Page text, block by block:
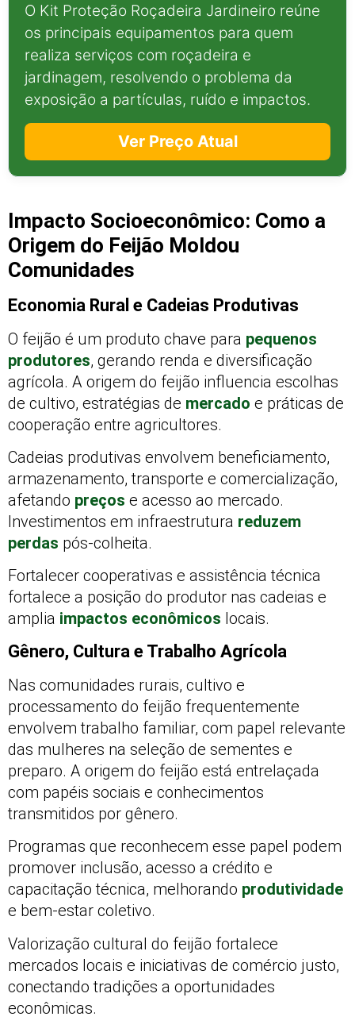
O Kit Proteção Roçadeira Jardineiro reúne
os principais equipamentos para quem
realiza serviços com roçadeira e
jardinagem, resolvendo o problema da
exposição a partículas, ruído e impactos.
Ver Preço Atual
Impacto Socioeconômico: Como a
Origem do Feijão Moldou
Comunidades
Economia Rural e Cadeias Produtivas
O feijão é um produto chave para pequenos
produtores, gerando renda e diversificação
agrícola. A origem do feijão influencia escolhas
de cultivo, estratégias de mercado e práticas de
cooperação entre agricultores.
Cadeias produtivas envolvem beneficiamento,
armazenamento, transporte e comercialização,
afetando preços e acesso ao mercado.
Investimentos em infraestrutura reduzem
perdas pós-colheita.
Fortalecer cooperativas e assistência técnica
fortalece a posição do produtor nas cadeias e
amplia impactos econômicos locais.
Gênero, Cultura e Trabalho Agrícola
Nas comunidades rurais, cultivo e
processamento do feijão frequentemente
envolvem trabalho familiar, com papel relevante
das mulheres na seleção de sementes e
preparo. A origem do feijão está entrelaçada
com papéis sociais e conhecimentos
transmitidos por gênero.
Programas que reconhecem esse papel podem
promover inclusão, acesso a crédito e
capacitação técnica, melhorando produtividade
e bem-estar coletivo.
Valorização cultural do feijão fortalece
mercados locais e iniciativas de comércio justo,
conectando tradições a oportunidades
econômicas.